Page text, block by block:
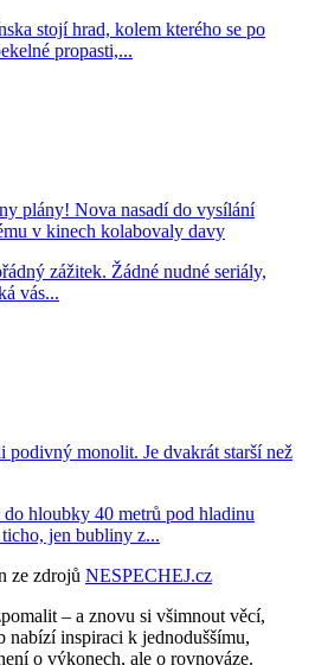
stojí hrad, kolem kterého se po
propasti,...
plány! Nova nasadí do vysílání
v kinech kolabovaly davy
zážitek. Žádné nudné seriály,
vás...
monolit. Je dvakrát starší než
do hloubky 40 metrů pod hladinu
jen bubliny z...
ze zdrojů NESPECHEJ.cz
– a znovu si všimnout věcí,
nabízí inspiraci k jednoduššímu,
o výkonech, ale o rovnováze.